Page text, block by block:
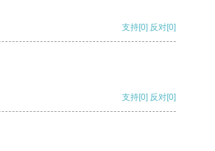
支持[0] 反对[0]
支持[0] 反对[0]